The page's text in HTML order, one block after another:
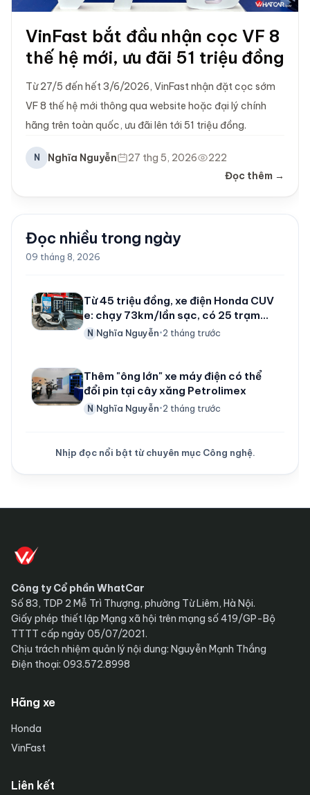
VinFast bắt đầu nhận cọc VF 8
thế hệ mới, ưu đãi 51 triệu đồng
Từ 27/5 đến hết 3/6/2026, VinFast nhận đặt cọc sớm
VF 8 thế hệ mới thông qua website hoặc đại lý chính
hãng trên toàn quốc, ưu đãi lên tới 51 triệu đồng.
N Nghĩa Nguyễn 27 thg 5, 2026
222
Đọc thêm →
Đọc nhiều trong ngày
09 tháng 8, 2026
Từ 45 triệu đồng, xe điện Honda CUV
e: chạy 73km/lần sạc, có 25 trạm
đổi pin tại Hà Nội
N Nghĩa Nguyễn•2 tháng trước
Thêm "ông lớn" xe máy điện có thể
đổi pin tại cây xăng Petrolimex
N Nghĩa Nguyễn•2 tháng trước
Nhịp đọc nổi bật từ chuyên mục Công nghệ.
Công ty Cổ phần WhatCar
Số 83, TDP 2 Mễ Trì Thượng, phường Từ Liêm, Hà Nội.
Giấy phép thiết lập Mạng xã hội trên mạng số 419/GP-Bộ
TTTT cấp ngày 05/07/2021.
Chịu trách nhiệm quản lý nội dung: Nguyễn Mạnh Thắng
Điện thoại: 093.572.8998
Hãng xe
Honda
VinFast
Liên kết